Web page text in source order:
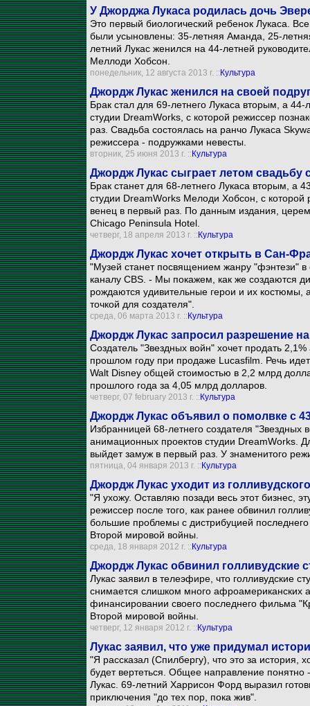
У Джорджа Лукаса родилась дочь
Это первый биологический ребенок Лукаса.
были усыновлены: 35-летняя Аманда, 25-
летний Лукас женился на 44-летней
Меллоди Хобсон.
понедельник, 12 августа 2013 г. :: Культура
Джордж Лукас женился на своей
Брак стал для 69-летнего Лукаса вторым, а
студии DreamWorks, с которой режиссер
раз. Свадьба состоялась на ранчо Лукаса
режиссера - подружками невесты.
вторник, 25 июня 2013 г. :: Культура
Джордж Лукас сыграет летом свадьбу
Брак станет для 68-летнего Лукаса вторым, а
студии DreamWorks Мелоди Хобсон, с которой
венец в первый раз. По данным издания,
Chicago Peninsula Hotel.
четверг, 18 апреля 2013 г. :: Культура
Джордж Лукас хочет открыть в Сан-
"Музей станет посвящением жанру "фэнтези" в
каналу CBS. - Мы покажем, как же создаются
рождаются удивительные герои и их костюмы,
точкой для создателя".
среда, 06 марта 2013 г. :: Культура
Джордж Лукас запросил разрешение
Создатель "Звездных войн" хочет продать
прошлом году при продаже Lucasfilm. Речь
Walt Disney общей стоимостью в 2,2 млрд
прошлого года за 4,05 млрд долларов.
четверг, 07 february 2013 г. :: Культура
Джордж Лукас объявил о помолвке с
Избранницей 68-летнего создателя "Звездных
анимационных проектов студии DreamWorks.
выйдет замуж в первый раз. У знаменитого
пятница, 04 января 2013 г. :: Культура
Джордж Лукас уходит из
"Я ухожу. Оставляю позади весь этот бизнес,
режиссер после того, как ранее обвинил
большие проблемы с дистрибуцией
Второй мировой войны.
среда, 18 января 2012 г. :: Культура
Джордж Лукас обвинил голливудские
Лукас заявил в телеэфире, что голливудские
снимается слишком много афроамериканских
финансировании своего последнего фильма
Второй мировой войны.
четверг, 12 января 2012 г. :: Культура
Лукас заявил, что уже придумал
"Я рассказал (Спилбергу), что это за история,
будет вертеться. Общее направление понятно
Лукас. 69-летний Харрисон Форд выразил
приключения "до тех пор, пока жив".